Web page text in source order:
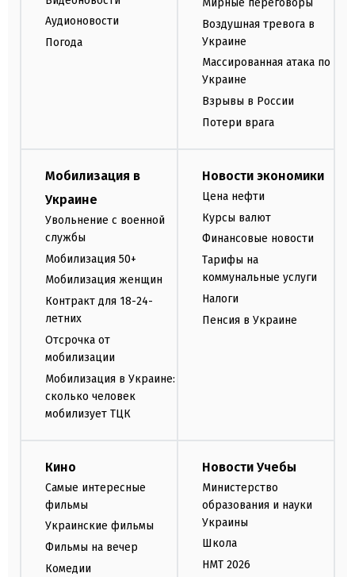
Аудионовости
Погода
Воздушная тревога в
Украине
Массированная атака по
Украине
Взрывы в России
Потери врага
Мобилизация в
Украине
Увольнение с военной
службы
Мобилизация 50+
Мобилизация женщин
Контракт для 18-24-
летних
Отсрочка от
мобилизации
Мобилизация в Украине:
сколько человек
мобилизует ТЦК
Новости экономики
Цена нефти
Курсы валют
Финансовые новости
Тарифы на
коммунальные услуги
Налоги
Пенсия в Украине
Кино
Самые интересные
фильмы
Украинские фильмы
Фильмы на вечер
Комедии
Новости Учебы
Министерство
образования и науки
Украины
Школа
НМТ 2026